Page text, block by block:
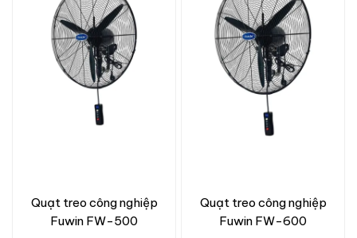
Quạt treo công nghiệp
Fuwin FW-500
Quạt treo công nghiệp
Fuwin FW-600